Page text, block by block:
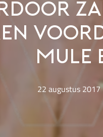
Mule
22 augustus 2017